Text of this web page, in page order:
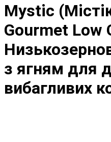
Mystic
Gourmet Low
з ягням для
вибагливих